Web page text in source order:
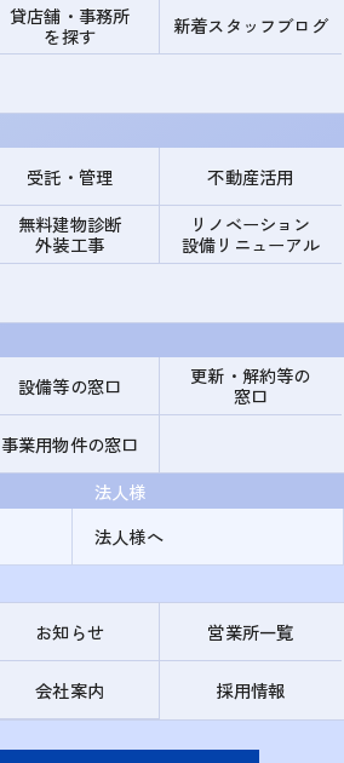
貸店舗・事務所
を探す
新着スタッフブログ
受託・管理 不動産活用
無料建物診断
外装工事
リノベーション
設備リニューアル
設備等の窓口
更新・解約等の
窓口
事業用物件の窓口
法人様
法人様へ
お知らせ 営業所一覧
会社案内 採用情報